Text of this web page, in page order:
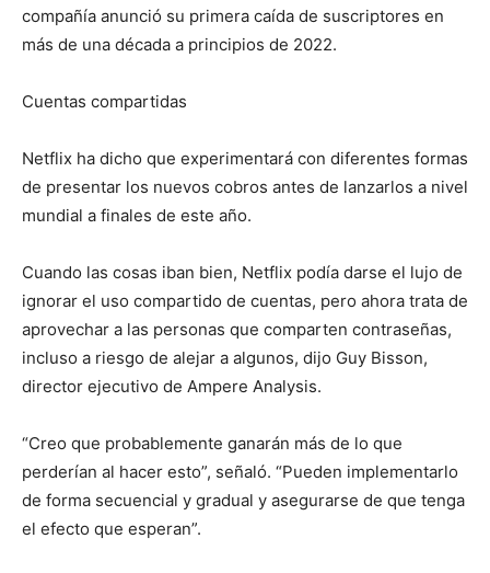
compañía anunció su primera caída de suscriptores en
más de una década a principios de 2022.
Cuentas compartidas
Netflix ha dicho que experimentará con diferentes formas
de presentar los nuevos cobros antes de lanzarlos a nivel
mundial a finales de este año.
Cuando las cosas iban bien, Netflix podía darse el lujo de
ignorar el uso compartido de cuentas, pero ahora trata de
aprovechar a las personas que comparten contraseñas,
incluso a riesgo de alejar a algunos, dijo Guy Bisson,
director ejecutivo de Ampere Analysis.
“Creo que probablemente ganarán más de lo que
perderían al hacer esto”, señaló. “Pueden implementarlo
de forma secuencial y gradual y asegurarse de que tenga
el efecto que esperan”.